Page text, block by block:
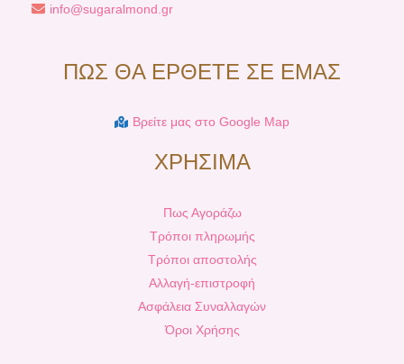
info@sugaralmond.gr
ΠΩΣ ΘΑ ΕΡΘΕΤΕ ΣΕ ΕΜΑΣ
Βρείτε μας στο Google Map
ΧΡΗΣΙΜΑ
Πως Αγοράζω
Τρόποι πληρωμής
Τρόποι αποστολής
Αλλαγή-επιστροφή
Ασφάλεια Συναλλαγών
Όροι Χρήσης